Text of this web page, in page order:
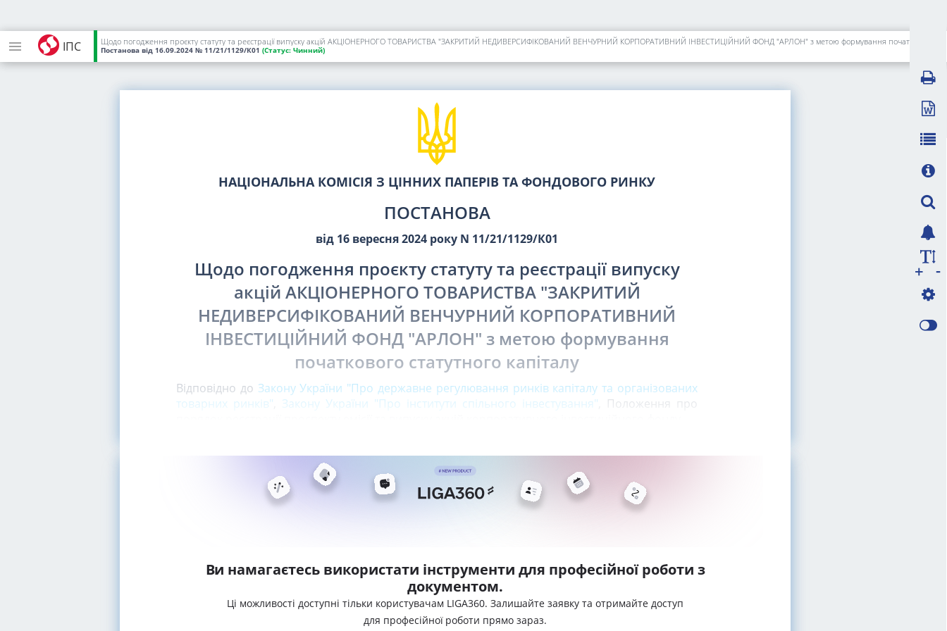
ІПС Постанова від 16.09.2024 № 11/21/1129/К01 (Статус: Чинний)
НАЦІОНАЛЬНА КОМІСІЯ З ЦІННИХ ПАПЕРІВ ТА ФОНДОВОГО РИНКУ
ПОСТАНОВА
від 16 вересня 2024 року N 11/21/1129/К01
Щодо погодження проєкту статуту та реєстрації випуску
акцій АКЦІОНЕРНОГО ТОВАРИСТВА "ЗАКРИТИЙ
НЕДИВЕРСИФІКОВАНИЙ ВЕНЧУРНИЙ КОРПОРАТИВНИЙ
ІНВЕСТИЦІЙНИЙ ФОНД "АРЛОН" з метою формування
початкового статутного капіталу
Відповідно до Закону України "Про державне регулювання ринків капіталу та організованих
товарних ринків"
Закону України "Про інститути спільного інвестування" , Положення про
Ви намагаєтесь використати інструменти для професійної роботи з
документом.
Ці можливості доступні тільки користувачам LIGA360. Залишайте заявку та отримайте доступ
для професійної роботи прямо зараз.
-
+